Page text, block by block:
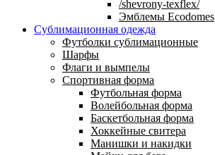
/shevrony-texflex/
Эмблемы Ecodomes
Сублимационная одежда
Футболки сублимационные
Шарфы
Флаги и вымпелы
Спортивная форма
Футбольная форма
Волейбольная форма
Баскетбольная форма
Хоккейные свитера
Манишки и накидки